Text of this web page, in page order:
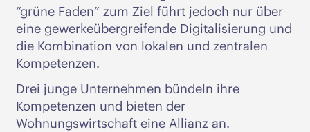
“grüne Faden” zum Ziel führt jedoch nur über
eine gewerkeübergreifende Digitalisierung und
die Kombination von lokalen und zentralen
Kompetenzen.
Drei junge Unternehmen bündeln ihre
Kompetenzen und bieten der
Wohnungswirtschaft eine Allianz an.